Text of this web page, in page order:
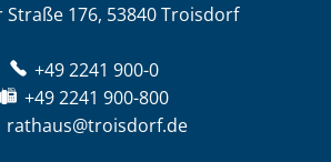
Straße 176, 53840 Troisdorf
+49 2241 900-0
+49 2241 900-800
rathaus@troisdorf.de